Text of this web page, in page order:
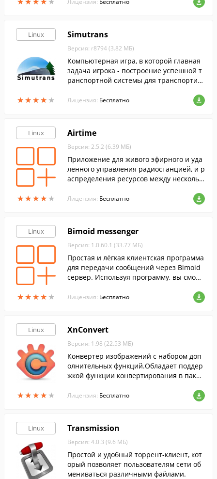
Лицензия: Бесплатно
Linux
★★★★ ★
★★★★ ★
Simutrans
Версия: r8794 (3.82 МБ)
Компьютерная игра, в которой главная
задача игрока - построение успешной т
ранспортной системы для транспортир
различными пунктами.
Лицензия: Бесплатно
Linux
★★★★ ★
★★★★ ★
Airtime
Версия: 2.5.2 (6.39 МБ)
Приложение для живого эфирного и уда
ленного управления радиостанцией, и р
аспределения ресурсов между нескольк
раузера.
Лицензия: Бесплатно
Linux
★★★★ ★
★★★★ ★
Bimoid messenger
Версия: 1.0.60.1 (33.77 МБ)
Простая и лёгкая клиентская программа
для передачи сообщений через Bimoid
сервер. Используя программу, вы сможе
ру в вашей или любой другой сети.
Лицензия: Бесплатно
Linux
★★★★ ★
★★★★ ★
XnConvert
Версия: 1.98 (22.53 МБ)
Конвертер изображений с набором доп
олнительных функций.Обладает поддер
жкой функции конвертирования в пакет
Лицензия: Бесплатно
Linux Transmission
Версия: 4.0.3 (9.6 МБ)
Простой и удобный торрент-клиент, кот
орый позволяет пользователям сети об
мениваться различными файлами.